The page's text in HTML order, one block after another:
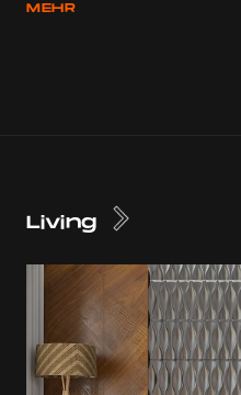
MEHR
Living